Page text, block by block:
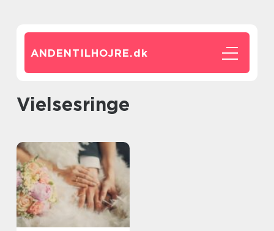
ANDENTILHOJRE.dk
Vielsesringe